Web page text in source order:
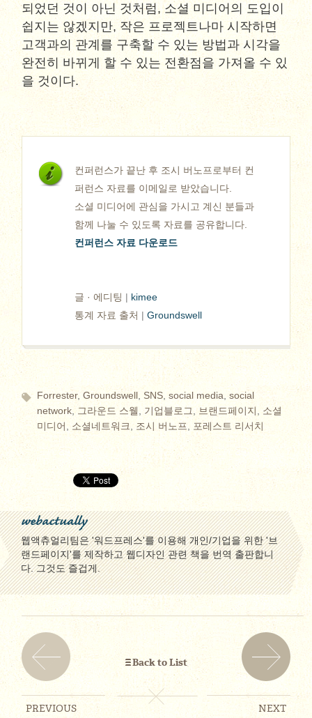
되었던 것이 아닌 것처럼, 소셜 미디어의 도입이
쉽지는 않겠지만, 작은 프로젝트나마 시작하면
고객과의 관계를 구축할 수 있는 방법과 시각을
완전히 바뀌게 할 수 있는 전환점을 가져올 수 있
을 것이다.
컨퍼런스가 끝난 후 조시 버노프로부터 컨
퍼런스 자료를 이메일로 받았습니다.
소셜 미디어에 관심을 가시고 계신 분들과
함께 나눌 수 있도록 자료를 공유합니다.
컨퍼런스 자료 다운로드
글 · 에디팅 | kimee
통계 자료 출처 | Groundswell
Forrester,Groundswell SNS ,social media ,social
network
그라운드 스웰 기업블로그 브랜드페이지, 소셜
미디어
소셜네트워크 조시 버노프 포레스트 리서치
webactually
웹액츄얼리팀은 '워드프레스'를 이용해 개인/기업을 위한 '브
랜드페이지'를 제작하고 웹디자인 관련 책을 번역 출판합니
다. 그것도 즐겁게.
PREVIOUS NEXT
Back to List